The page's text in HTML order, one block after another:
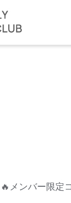
🔥メンバー限定